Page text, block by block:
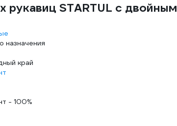
рукавиц STARTUL с двойным
назначения
край
- 100%